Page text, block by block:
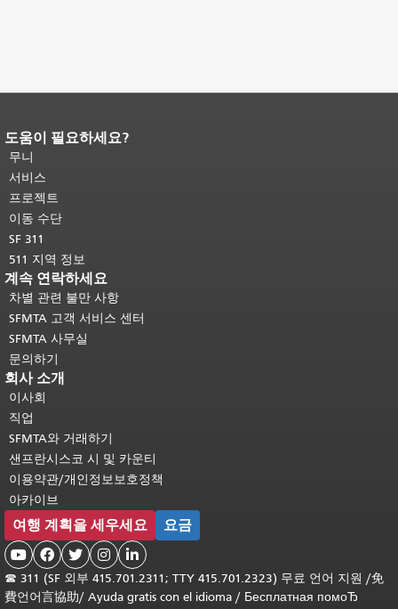
페이지 내용 끝입니다.이 페이지의 나
머지 내용은 모든 페이지에 반복됩니
다.메인 콘텐츠 상단으로 돌아가려면
여기를 클릭하십시오
도움이 필요하세요?
무니
서비스
프로젝트
이동 수단
SF 311
511 지역 정보
계속 연락하세요
차별 관련 불만 사항
SFMTA 고객 서비스 센터
SFMTA 사무실
문의하기
회사 소개
이사회
직업
SFMTA와 거래하기
샌프란시스코 시 및 카운티
이용약관/개인정보보호정책
아카이브
여행 계획을 세우세요 요금
    
☎ 311 (SF 외부 415.701.2311; TTY 415.701.2323) 무료 언어 지원 /免
費언어言協助/ Ayuda gratis con el idioma / Бесплатная помоЂ